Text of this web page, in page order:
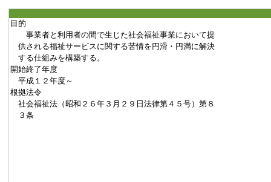
目的
事業者と利用者の間で生じた社会福祉事業において提
供される福祉サービスに関する苦情を円滑・円満に解決
する仕組みを構築する。
開始終了年度
平成１２年度～
根拠法令
社会福祉法（昭和２６年３月２９日法律第４５号）第８
３条